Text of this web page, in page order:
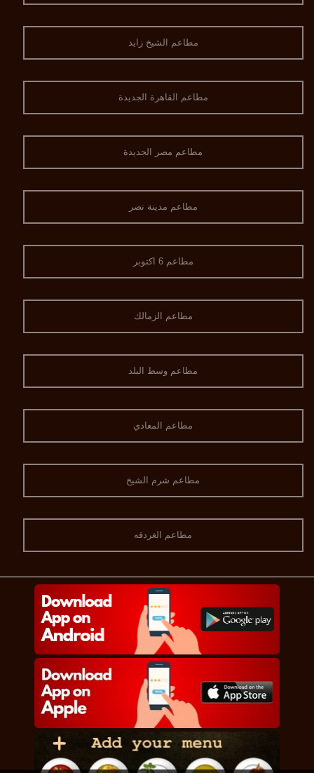
مطاعم الشيخ زايد
مطاعم القاهرة الجديدة
مطاعم مصر الجديدة
مطاعم مدينة نصر
مطاعم 6 اكتوبر
مطاعم الزمالك
مطاعم وسط البلد
مطاعم المعادي
مطاعم شرم الشيخ
مطاعم الغردقه